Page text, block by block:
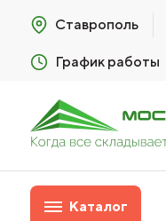
Ставрополь
График работы
Каталог